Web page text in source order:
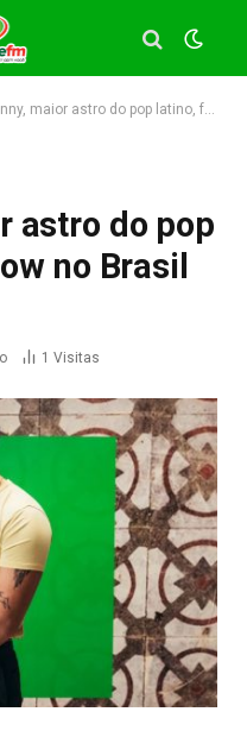
astro do pop latino, fará 1º show no Brasil em 2026
astro do pop
no Brasil
1 Visitas